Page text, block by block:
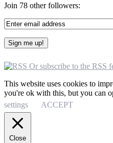
Join 78 other followers:
Or subscribe to the RSS
This website uses cookies to
you're ok with this, but you can
settings
ACCEPT
Close